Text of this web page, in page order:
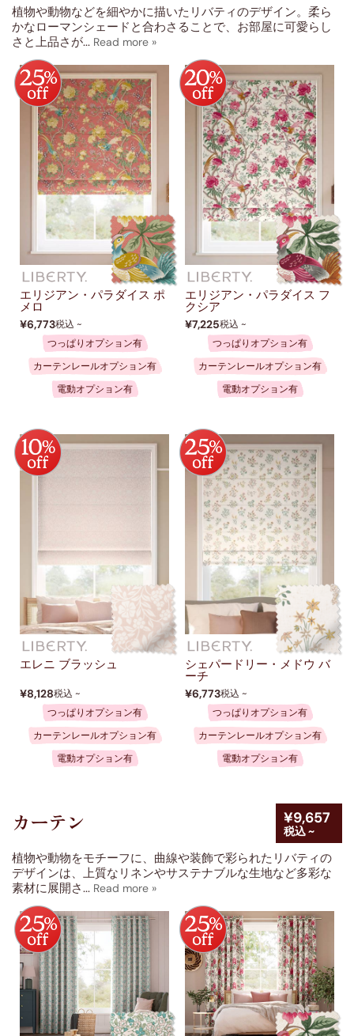
植物や動物などを細やかに描いたリバティのデザイン。柔ら
かなローマンシェードと合わさることで、お部屋に可愛らし
さと上品さが...
エリジアン・パラダイス ポ
メロ
¥6,773税込 ~
つっぱりオプション有
カーテンレールオプション有
電動オプション有
エリジアン・パラダイス フ
クシア
¥7,225税込 ~
つっぱりオプション有
カーテンレールオプション有
電動オプション有
エレニ ブラッシュ
¥8,128税込 ~
つっぱりオプション有
カーテンレールオプション有
電動オプション有
シェパードリー・メドウ バ
ーチ
¥6,773税込 ~
つっぱりオプション有
カーテンレールオプション有
電動オプション有
カーテン ¥9,657
税込 ~
植物や動物をモチーフに、曲線や装飾で彩られたリバティの
デザインは、上質なリネンやサステナブルな生地など多彩な
素材に展開さ...